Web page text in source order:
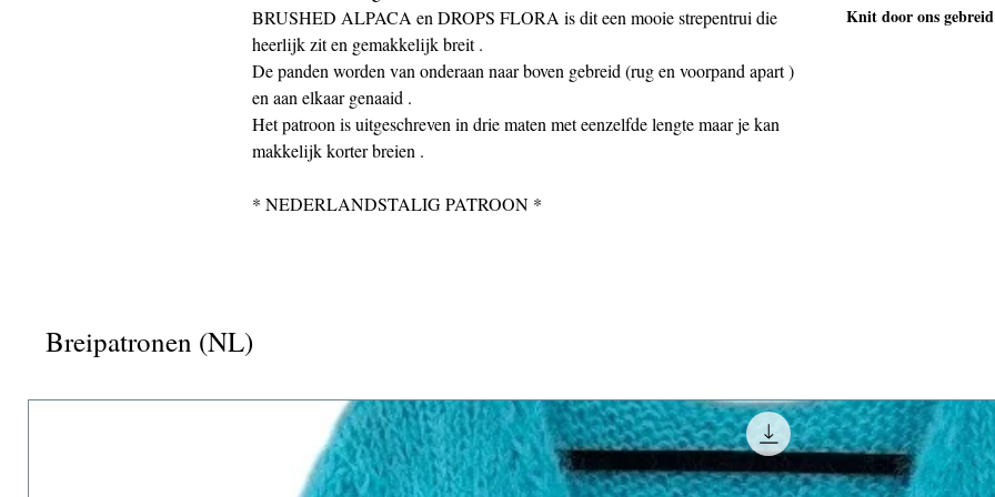
BRUSHED ALPACA en DROPS FLORA is dit een mooie strepentrui die
heerlijk zit en gemakkelijk breit .
De panden worden van onderaan naar boven gebreid (rug en voorpand apart )
en aan elkaar genaaid .
Het patroon is uitgeschreven in drie maten met eenzelfde lengte maar je kan
makkelijk korter breien .
* NEDERLANDSTALIG PATROON *
60 cm , lengte 60 cm .
Knit door ons gebreid
Breipatronen (NL)